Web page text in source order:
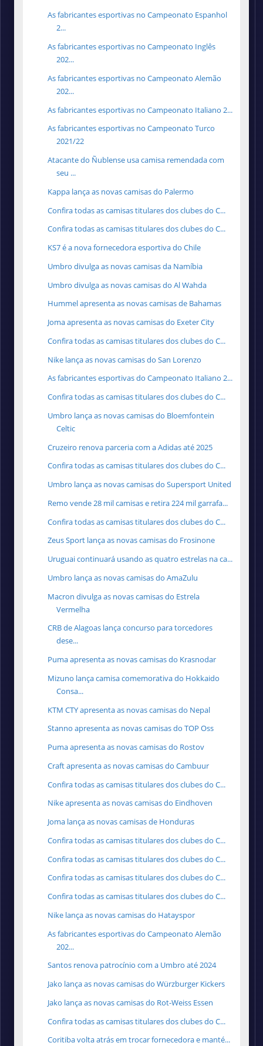
As fabricantes esportivas no Campeonato Espanhol
2...
As fabricantes esportivas no Campeonato Inglês
202...
As fabricantes esportivas no Campeonato Alemão
202...
As fabricantes esportivas no Campeonato Italiano 2...
As fabricantes esportivas no Campeonato Turco
2021/22
Atacante do Ñublense usa camisa remendada com
seu ...
Kappa lança as novas camisas do Palermo
Confira todas as camisas titulares dos clubes do C...
Confira todas as camisas titulares dos clubes do C...
KS7 é a nova fornecedora esportiva do Chile
Umbro divulga as novas camisas da Namíbia
Umbro divulga as novas camisas do Al Wahda
Hummel apresenta as novas camisas de Bahamas
Joma apresenta as novas camisas do Exeter City
Confira todas as camisas titulares dos clubes do C...
Nike lança as novas camisas do San Lorenzo
As fabricantes esportivas do Campeonato Italiano 2...
Confira todas as camisas titulares dos clubes do C...
Umbro lança as novas camisas do Bloemfontein
Celtic
Cruzeiro renova parceria com a Adidas até 2025
Confira todas as camisas titulares dos clubes do C...
Umbro lança as novas camisas do Supersport United
Remo vende 28 mil camisas e retira 224 mil garrafa...
Confira todas as camisas titulares dos clubes do C...
Zeus Sport lança as novas camisas do Frosinone
Uruguai continuará usando as quatro estrelas na ca...
Umbro lança as novas camisas do AmaZulu
Macron divulga as novas camisas do Estrela
Vermelha
CRB de Alagoas lança concurso para torcedores
dese...
Puma apresenta as novas camisas do Krasnodar
Mizuno lança camisa comemorativa do Hokkaido
Consa...
KTM CTY apresenta as novas camisas do Nepal
Stanno apresenta as novas camisas do TOP Oss
Puma apresenta as novas camisas do Rostov
Craft apresenta as novas camisas do Cambuur
Confira todas as camisas titulares dos clubes do C...
Nike apresenta as novas camisas do Eindhoven
Joma lança as novas camisas de Honduras
Confira todas as camisas titulares dos clubes do C...
Confira todas as camisas titulares dos clubes do C...
Confira todas as camisas titulares dos clubes do C...
Confira todas as camisas titulares dos clubes do C...
Nike lança as novas camisas do Hatayspor
As fabricantes esportivas do Campeonato Alemão
202...
Santos renova patrocínio com a Umbro até 2024
Jako lança as novas camisas do Würzburger Kickers
Jako lança as novas camisas do Rot-Weiss Essen
Confira todas as camisas titulares dos clubes do C...
Coritiba volta atrás em trocar fornecedora e manté...